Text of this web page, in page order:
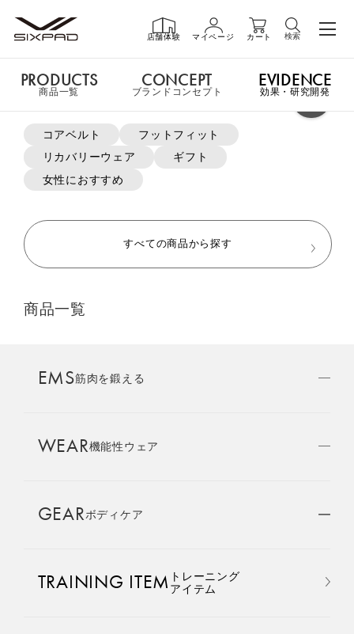
店舗体験 マイページ カート 検索
PRODUCTS商品一覧
GIFT ギフト
LIVE SHOPPING
AMBASSADOR
SIXPAD APP
COLUMN
LARGE ORDER⼤⼝注⽂窓⼝
よく検索されているキーワード
コアベルト
フットフィット
リカバリーウェア
ギフト
女性におすすめ
すべての商品から探す
商品一覧
EMS筋肉を鍛える
WEAR機能性ウェア
GEARボディケア
TRAINING ITEM トレーニング
アイテム
PRODUCTS
商品一覧
CONCEPT
ブランドコンセプト
EVIDENCE
効果・研究開発
申し訳ございません。この商品には詳細情報がありません。
おすすめ商品・新商品はこちら